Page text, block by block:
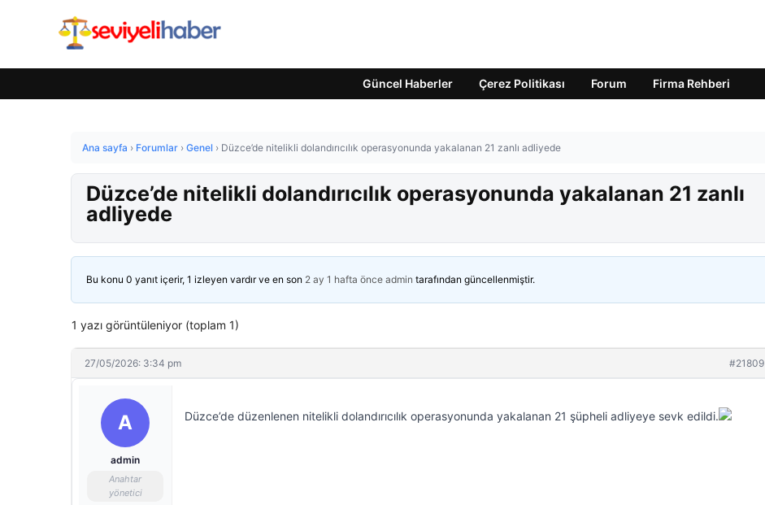
Güncel Haberler Çerez Politikası Forum Firma Rehberi
Ana sayfa › Forumlar › Genel › Düzce’de nitelikli dolandırıcılık operasyonunda yakalanan 21 zanlı adliyede
Düzce’de nitelikli dolandırıcılık operasyonunda yakalanan 21 zanlı
adliyede
Bu konu 0 yanıt içerir, 1 izleyen vardır ve en son 2 ay 1 hafta önce admin tarafından güncellenmiştir.
1 yazı görüntüleniyor (toplam 1)
27/05/2026: 3:34 pm #21809
A
admin
Anahtar
yönetici
Düzce’de düzenlenen nitelikli dolandırıcılık operasyonunda yakalanan 21 şüpheli adliyeye sevk edildi.